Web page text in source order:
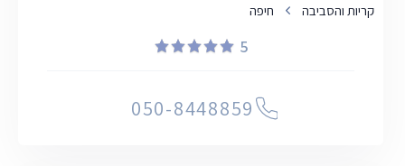
קריות והסביבה חיפה
5
050-8448859